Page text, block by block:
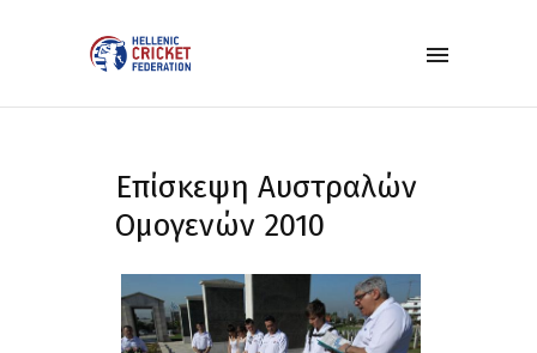
Επίσκεψη Αυστραλών
Ομογενών 2010